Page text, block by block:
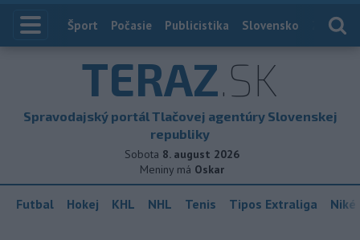
Index
Šport Počasie Publicistika Slovensko
TERAZ.SK
Spravodajský portál Tlačovej agentúry Slovenskej
republiky
Sobota 8. august 2026
Meniny má Oskar
Futbal Hokej KHL NHL Tenis Tipos Extraliga